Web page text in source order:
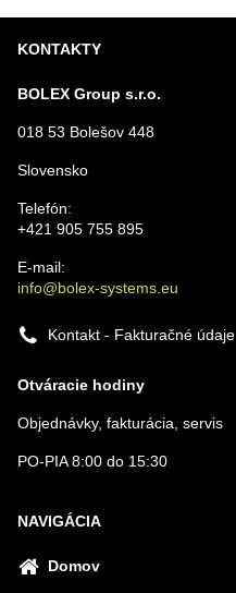
KONTAKTY
BOLEX Group s.r.o.
018 53 Bolešov 448
Slovensko
Telefón:
+421 905 755 895
E-mail:
info@bolex-systems.eu
Kontakt - Fakturačné údaje
Otváracie hodiny
Objednávky, fakturácia, servis
PO-PIA 8:00 do 15:30
NAVIGÁCIA
Domov